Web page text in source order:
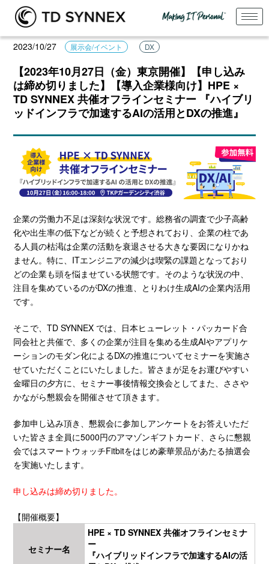
2023/10/27 展示会/イベント DX
【2023年10月27日（金）東京開催】【申し込み
は締め切りました】【導入企業様向け】HPE ×
TD SYNNEX 共催オフラインセミナー 『ハイブリ
ッドインフラで加速するAIの活用とDXの推進』
企業の労働力不足は深刻な状況です。総務省の調査で少子高齢
化や出生率の低下などが続くと予想されており、企業の柱であ
る人員の枯渇は企業の活動を衰退させる大きな要因になりかね
ません。特に、ITエンジニアの減少は喫緊の課題となっており
どの企業も頭を悩ませている状態です。そのような状況の中、
注目を集めているのがDXの推進、とりわけ生成AIの企業内活用
です。
そこで、TD SYNNEX では、日本ヒューレット・パッカード合
同会社と共催で、多くの企業が注目を集める生成AIやアプリケ
ーションのモダン化によるDXの推進についてセミナーを実施さ
せていただくことにいたしました。皆さまが足をお運びやすい
金曜日の夕方に、セミナー事後情報交換会としてまた、ささや
かながら懇親会を開催させて頂きます。
参加申し込み頂き、懇親会に参加しアンケートをお答えいただ
いた皆さま全員に5000円のアマゾンギフトカード、さらに懇親
会ではスマートウォッチFitbitをはじめ豪華景品があたる抽選会
を実施いたします。
申し込みは締め切りました。
【開催概要】
セミナー名
HPE × TD SYNNEX 共催オフラインセミナ
ー
『ハイブリッドインフラで加速するAIの活